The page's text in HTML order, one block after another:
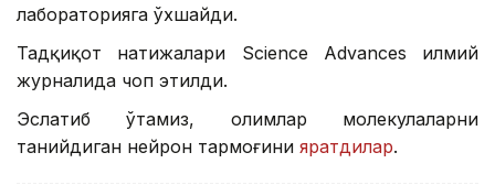
лабораторияга ўхшайди.
Тадқиқот натижалари Science Advances илмий
журналида чоп этилди.
Эслатиб ўтамиз, олимлар молекулаларни
танийдиган нейрон тармоғини яратдилар.